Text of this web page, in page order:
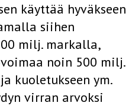
käyttää hyväkseen
siihen
milj. markalla,
noin 500 milj.
kuoletukseen ym.
virran arvoksi